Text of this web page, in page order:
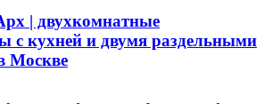
| двухкомнатные
с кухней и двумя раздельными
Москве